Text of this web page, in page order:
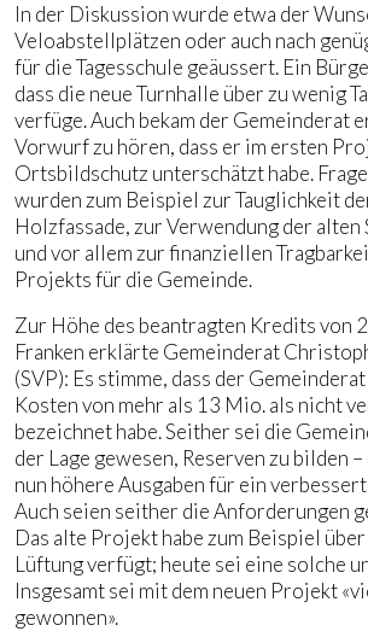
In der Diskussion wurde etwa der
Veloabstellplätzen oder auch nach
für die Tagesschule geäussert. Ein
dass die neue Turnhalle über zu wenig
verfüge. Auch bekam der Gemeinderat
Vorwurf zu hören, dass er im ersten
Ortsbildschutz unterschätzt habe.
wurden zum Beispiel zur Tauglichkeit
Holzfassade, zur Verwendung der alten
und vor allem zur finanziellen
Projekts für die Gemeinde.
Zur Höhe des beantragten Kredits von
Franken erklärte Gemeinderat
(SVP): Es stimme, dass der
Kosten von mehr als 13 Mio. als nicht
bezeichnet habe. Seither sei die
der Lage gewesen, Reserven zu bilden
nun höhere Ausgaben für ein
Auch seien seither die Anforderungen
Das alte Projekt habe zum Beispiel
Lüftung verfügt; heute sei eine solche
Insgesamt sei mit dem neuen Projekt
gewonnen».